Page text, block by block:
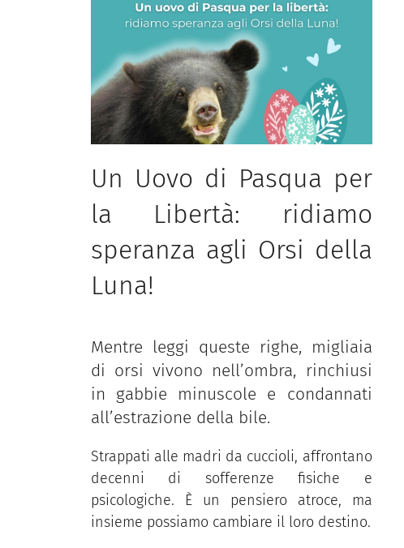
Un Uovo di Pasqua per
la Libertà: ridiamo
speranza agli Orsi della
Luna!
Mentre leggi queste righe, migliaia
di orsi vivono nell’ombra, rinchiusi
in gabbie minuscole e condannati
all’estrazione della bile.
Strappati alle madri da cuccioli, affrontano
decenni di sofferenze fisiche e
psicologiche. È un pensiero atroce, ma
insieme possiamo cambiare il loro destino.